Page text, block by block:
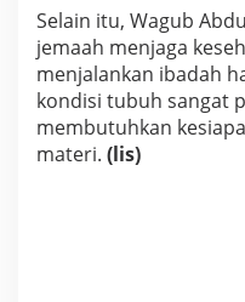
Selain itu, Wagub
jemaah menjaga
menjalankan ibadah
kondisi tubuh sangat
membutuhkan
materi. (lis)